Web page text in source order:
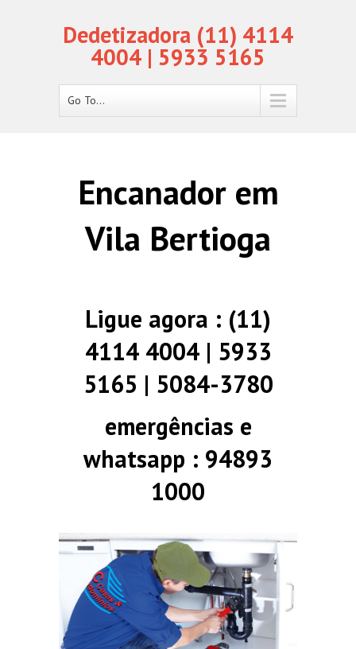
Dedetizadora (11) 4114
4004 | 5933 5165
Go To...
Encanador em
Vila Bertioga
Ligue agora : (11)
4114 4004 | 5933
5165 | 5084-3780
emergências e
whatsapp : 94893
1000